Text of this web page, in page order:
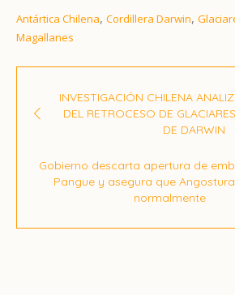
Antártica Chilena, Cordillera Darwin,
Magallanes
INVESTIGACIÓN CHILENA
DEL RETROCESO DE
DE DARWIN
Gobierno descarta apertura de
Pangue y asegura que
normalmente